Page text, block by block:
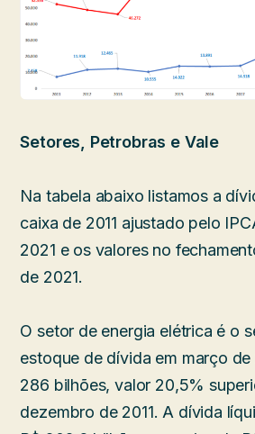
Setores, Petrobras e Vale
Na tabela abaixo listamos a
caixa de 2011 ajustado pelo
2021 e os valores no
de 2021.
O setor de energia elétrica é o
estoque de dívida em março de
286 bilhões, valor 20,5%
dezembro de 2011. A dívida